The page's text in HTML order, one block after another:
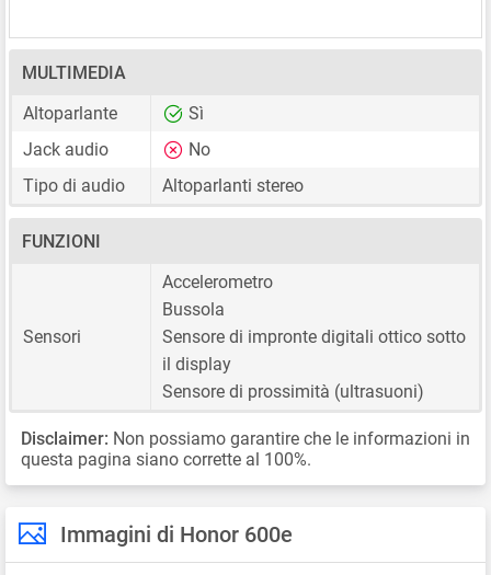
MULTIMEDIA
Altoparlante
Sì
Jack audio
No
Tipo di audio
Altoparlanti stereo
FUNZIONI
Sensori
Accelerometro
Bussola
Sensore di impronte digitali ottico sotto
il display
Sensore di prossimità (ultrasuoni)
Disclaimer: Non possiamo garantire che le informazioni in
questa pagina siano corrette al 100%.
Immagini di Honor 600e